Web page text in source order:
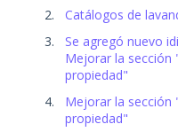
Catálogos de
Se agregó nuevo
Mejorar la
propiedad"
Mejorar la
propiedad"